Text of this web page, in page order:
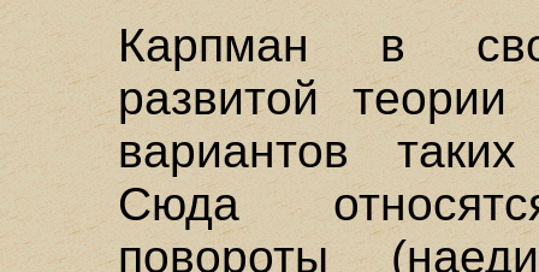
Карпман в
развитой теории
вариантов
Сюда
повороты